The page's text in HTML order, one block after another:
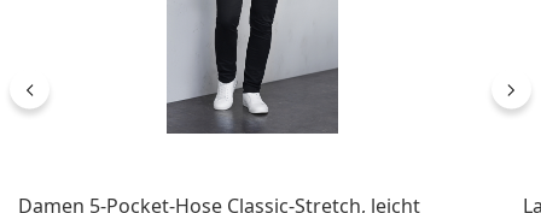
Damen 5-Pocket-Hose Classic-Stretch, leicht